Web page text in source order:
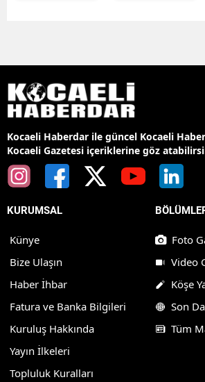
Kocaeli Haberdar ile güncel Kocaeli
Kocaeli Gazetesi içeriklerine göz
KURUMSAL
Künye
Bize Ulaşın
Haber İhbar
Fatura ve Banka Bilgileri
Kuruluş Hakkında
Yayın İlkeleri
Topluluk Kuralları
Foto
Video
Köşe
Son
Tüm